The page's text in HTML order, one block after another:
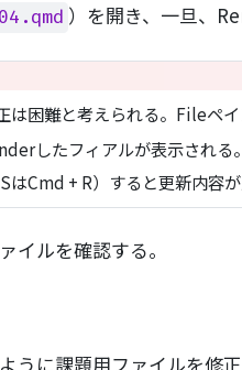
）を開き、一旦、
困難と考えられる。Fileペ
したフィアルが表示され
Cmd + R）すると更新内容
イルを確認する。
うに課題用ファイルを修正